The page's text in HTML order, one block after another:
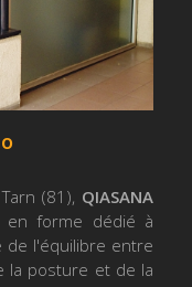
(81), QIASANA
forme dédié à
l'équilibre entre
la posture et de la